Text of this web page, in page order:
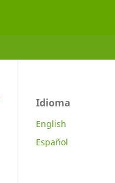
Idioma
English
Español